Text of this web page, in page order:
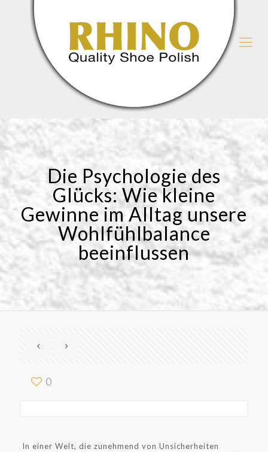
Die Psychologie des
Glücks: Wie kleine
Gewinne im Alltag unsere
Wohlfühlbalance
beeinflussen
0
In einer Welt, die zunehmend von Unsicherheiten